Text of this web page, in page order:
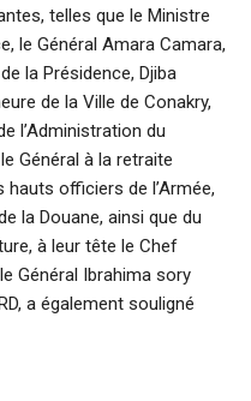
telles que le Ministre
le Général Amara Camara,
la Présidence, Djiba
de la Ville de Conakry,
l’Administration du
Général à la retraite
hauts officiers de l’Armée,
la Douane, ainsi que du
à leur tête le Chef
Général Ibrahima sory
a également souligné